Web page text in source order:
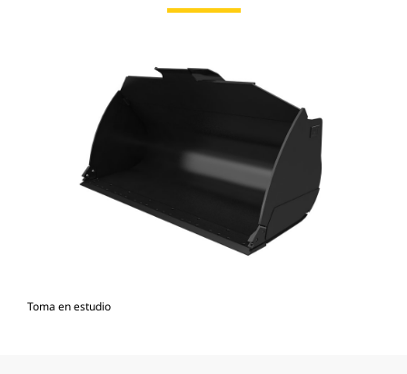
Toma en estudio